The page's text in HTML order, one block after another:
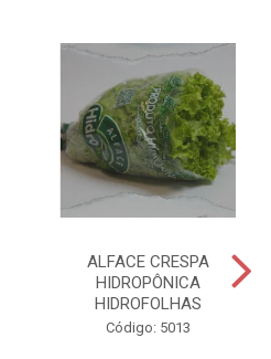
ALFACE CRESPA
HIDROPÔNICA
HIDROFOLHAS
Código: 5013